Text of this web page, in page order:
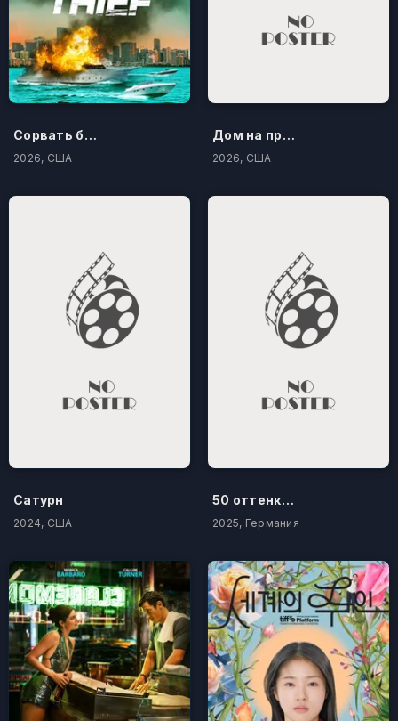
Сорвать банк 3: Вор-джентльмен
2026, США
Дом на проклятом холме
2026, США
Сатурн
2024, США
50 оттенков бестселлера
2025, Германия